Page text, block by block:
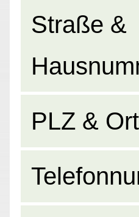
Straße &
PLZ & Ort